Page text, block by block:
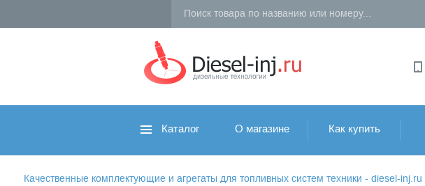
Каталог О магазине Как купить
Качественные комплектующие и агрегаты для топливных систем техники - diesel-inj.ru